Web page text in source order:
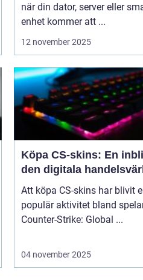
när din dator, server eller
enhet kommer att ...
12 november 2025
Köpa CS-skins: En
den digitala
Att köpa CS-skins har blivit
populär aktivitet bland
Counter-Strike: Global ...
04 november 2025